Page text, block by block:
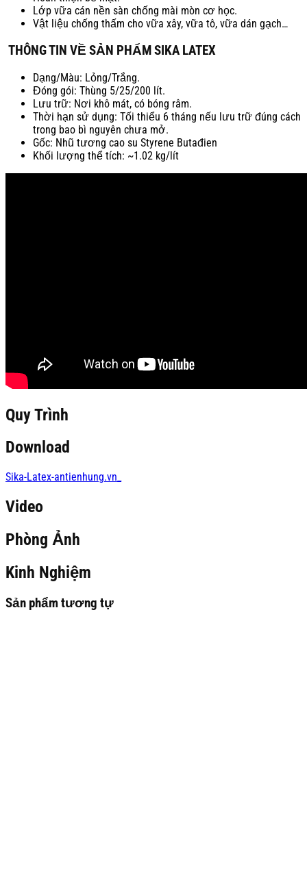
Lớp vữa cán nền sàn chống mài mòn cơ học.
Vật liệu chống thấm cho vữa xây, vữa tô, vữa dán gạch…
THÔNG TIN VỀ SẢN PHẨM SIKA LATEX
Dạng/Màu: Lỏng/Trắng.
Đóng gói: Thùng 5/25/200 lít.
Lưu trữ: Nơi khô mát, có bóng râm.
Thời hạn sử dụng: Tối thiểu 6 tháng nếu lưu trữ đúng cách
trong bao bì nguyên chưa mở.
Gốc: Nhũ tương cao su Styrene Butađien
Khối lượng thể tích: ~1.02 kg/lít
Quy Trình
Download
Sika-Latex-antienhung.vn_
Video
Phòng Ảnh
Kinh Nghiệm
Sản phẩm tương tự